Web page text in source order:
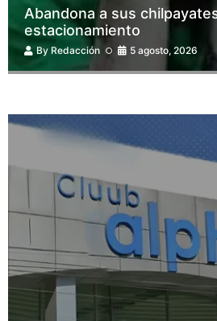
Abandona a sus
estacionamiento
By Redacción 5 agosto, 2026